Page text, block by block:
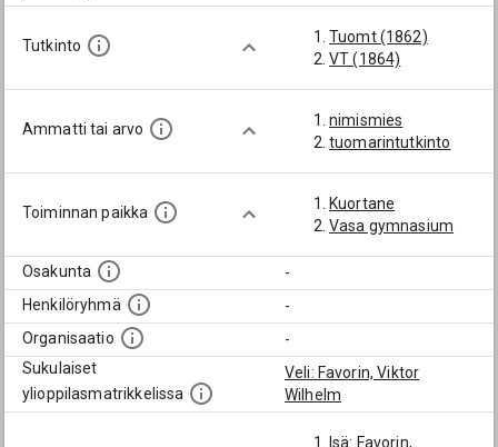
Tutkinto
Tuomt (1862)
VT (1864)
Ammatti tai arvo
nimismies
tuomarintutkinto
Toiminnan paikka
Kuortane
Vasa gymnasium
Osakunta
-
Henkilöryhmä
-
Organisaatio
-
Sukulaiset
ylioppilasmatrikkelissa
Veli: Favorin, Viktor
Wilhelm
Isä: Favorin,